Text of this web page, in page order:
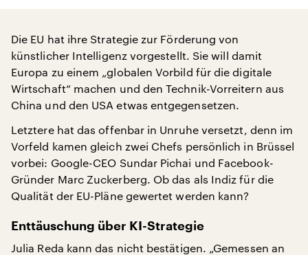
Die EU hat ihre Strategie zur Förderung von
künstlicher Intelligenz vorgestellt. Sie will damit
Europa zu einem „globalen Vorbild für die digitale
Wirtschaft“ machen und den Technik-Vorreitern aus
China und den USA etwas entgegensetzen.
Letztere hat das offenbar in Unruhe versetzt, denn im
Vorfeld kamen gleich zwei Chefs persönlich in Brüssel
vorbei: Google-CEO Sundar Pichai und Facebook-
Gründer Marc Zuckerberg. Ob das als Indiz für die
Qualität der EU-Pläne gewertet werden kann?
Enttäuschung über KI-Strategie
Julia Reda kann das nicht bestätigen. „Gemessen an